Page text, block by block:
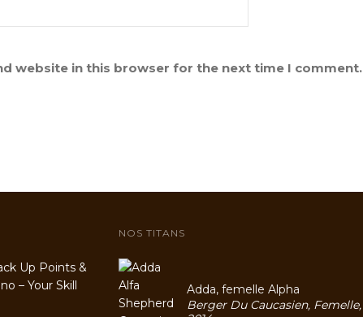
website in this browser for the next time I comment.
Up Points &
– Your Skill
NOS TITANS
Adda, femelle Alpha
Berger Du Caucasien, Femelle,